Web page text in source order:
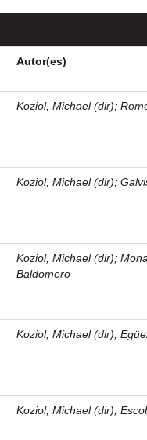
Autor(es)
Koziol, Michael (dir);
Koziol, Michael (dir);
Koziol, Michael (dir);
Baldomero
Koziol, Michael (dir);
Koziol, Michael (dir);